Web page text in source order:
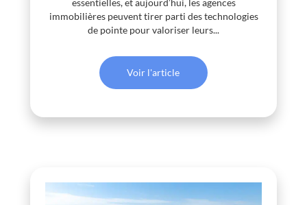
essentielles, et aujourd’hui, les agences
immobilières peuvent tirer parti des technologies
de pointe pour valoriser leurs...
Voir l'article